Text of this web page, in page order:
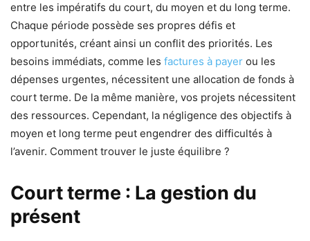
entre les impératifs du court, du moyen et du long terme.
Chaque période possède ses propres défis et
opportunités, créant ainsi un conflit des priorités. Les
besoins immédiats, comme les factures à payer ou les
dépenses urgentes, nécessitent une allocation de fonds à
court terme. De la même manière, vos projets nécessitent
des ressources. Cependant, la négligence des objectifs à
moyen et long terme peut engendrer des difficultés à
l’avenir. Comment trouver le juste équilibre ?
Court terme : La gestion du
présent